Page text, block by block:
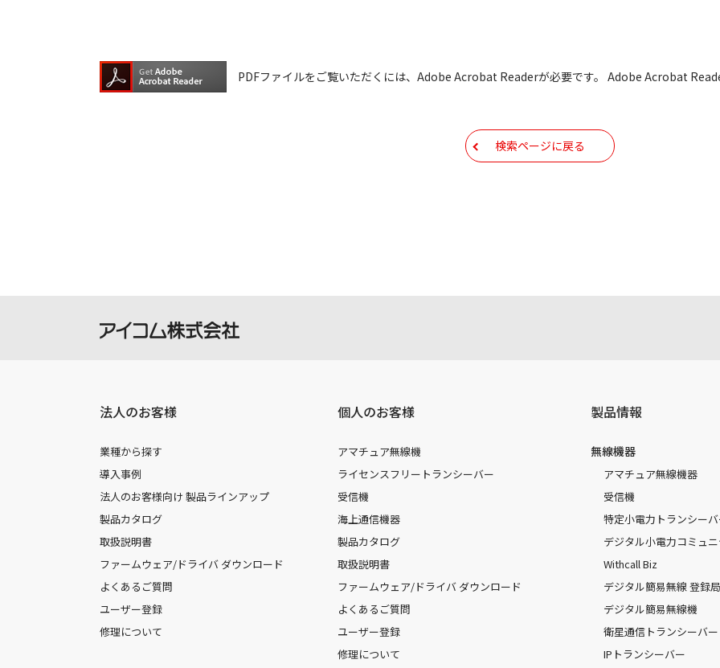
ウェアデータの書換は、保証期間中でも有償修理となります。あらかじめご了承ください
本サービスは、予告なく中止または内容を変更する場合がございます。あらかじめご了承ください。
PDFファイルをご覧いただくには、Adobe Acrobat Readerが必要です。 Adobe Acrobat
検索ページに戻る
法人のお客様
業種から探す
導入事例
法人のお客様向け 製品ラインアップ
製品カタログ
取扱説明書
ファームウェア/ドライバ ダウンロード
よくあるご質問
ユーザー登録
修理について
個人のお客様
アマチュア無線機
ライセンスフリートランシーバー
受信機
海上通信機器
製品カタログ
取扱説明書
ファームウェア/ドライバ ダウンロード
よくあるご質問
ユーザー登録
修理について
製品情報
無線機器
アマチュア無線機器
受信機
特定小電力トランシー
デジタル小電力コミュ
Withcall Biz
デジタル簡易無線 登録
デジタル簡易無線機
衛星通信トランシーバー
IPトランシーバー